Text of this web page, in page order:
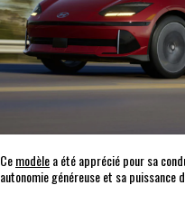
Cemodèlea été apprécié pour sa
autonomie généreuse et sa puissance